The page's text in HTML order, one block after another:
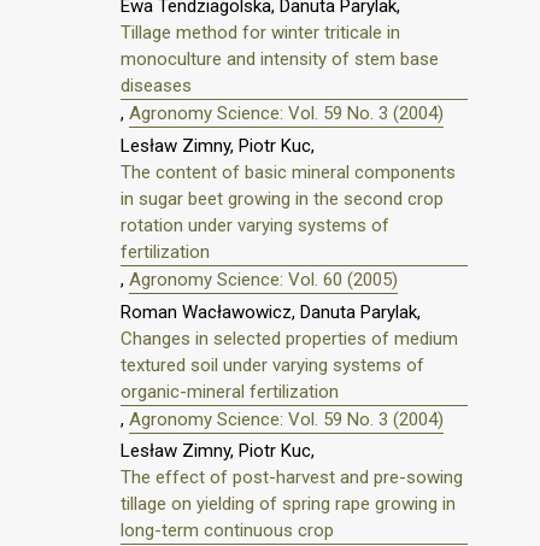
Ewa Tendziagolska, Danuta Parylak,
Tillage method for winter triticale in
monoculture and intensity of stem base
diseases
, Agronomy Science: Vol. 59 No. 3 (2004)
Lesław Zimny, Piotr Kuc,
The content of basic mineral components
in sugar beet growing in the second crop
rotation under varying systems of
fertilization
, Agronomy Science: Vol. 60 (2005)
Roman Wacławowicz, Danuta Parylak,
Changes in selected properties of medium
textured soil under varying systems of
organic-mineral fertilization
, Agronomy Science: Vol. 59 No. 3 (2004)
Lesław Zimny, Piotr Kuc,
The effect of post-harvest and pre-sowing
tillage on yielding of spring rape growing in
long-term continuous crop